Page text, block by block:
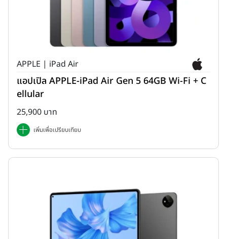
APPLE | iPad Air
แอปเปิล APPLE-iPad Air Gen 5 64GB Wi-Fi + C
ellular
25,900 บาท
เพิ่มเพื่อเปรียบเทียบ